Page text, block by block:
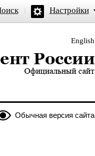
Настройки
English
сайт
Обычная версия сайта